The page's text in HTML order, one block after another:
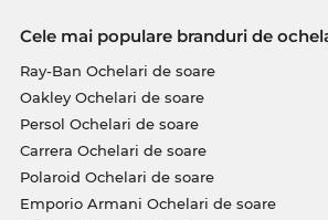
Cele mai populare branduri de
Ray-Ban Ochelari de soare
Oakley Ochelari de soare
Persol Ochelari de soare
Carrera Ochelari de soare
Polaroid Ochelari de soare
Emporio Armani Ochelari de soare